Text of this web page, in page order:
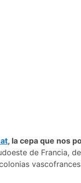
, la cepa que nos
de Francia,